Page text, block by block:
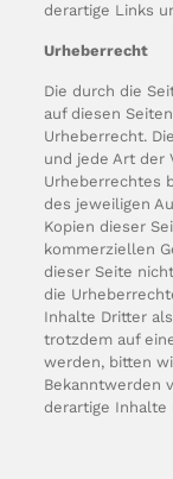
derartige Links
Urheberrecht
Die durch die
auf diesen
Urheberrecht.
und jede Art der
Urheberrechtes
des jeweiligen
Kopien dieser
kommerziellen
dieser Seite
die
Inhalte Dritter
trotzdem auf
werden, bitten
Bekanntwerden
derartige Inhalte